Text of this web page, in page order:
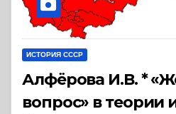
ИСТОРИЯ СССР
Алфёрова И.В. *
вопрос» в теории